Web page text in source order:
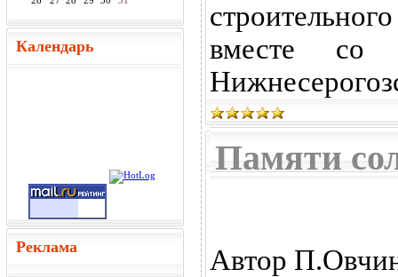
Календарь
Реклама
вместе со
Памяти
Автор